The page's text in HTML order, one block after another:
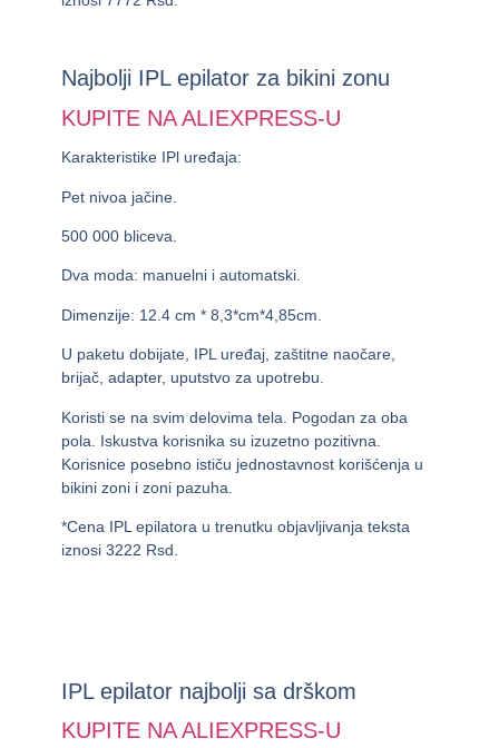
Najbolji IPL epilator za bikini zonu
KUPITE NA ALIEXPRESS-U
Karakteristike IPl uređaja:
Pet nivoa jačine.
500 000 bliceva.
Dva moda: manuelni i automatski.
Dimenzije: 12.4 cm * 8,3*cm*4,85cm.
U paketu dobijate, IPL uređaj, zaštitne naočare,
brijač, adapter, uputstvo za upotrebu.
Koristi se na svim delovima tela. Pogodan za oba
pola. Iskustva korisnika su izuzetno pozitivna.
Korisnice posebno ističu jednostavnost korišćenja u
bikini zoni i zoni pazuha.
*Cena IPL epilatora u trenutku objavljivanja teksta
iznosi 3222 Rsd.
IPL epilator najbolji sa drškom
KUPITE NA ALIEXPRESS-U